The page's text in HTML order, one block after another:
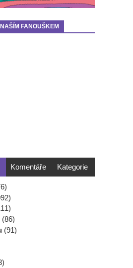
FANOUŠKEM
Komentáře Kategorie
(86)
(91)